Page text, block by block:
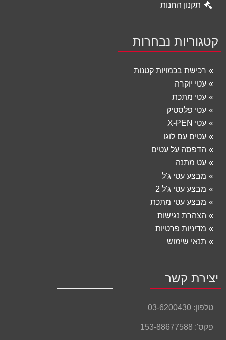
תקנון החנות
קטגוריות נבחרות
רכישת בכמויות קטנות
עטי יוקרה
עטי מתכת
עטי פלסטיק
עטי X-PEN
עטים עם לוגו
הדפסה על עטים
עט מתנה
מבצע עטי ג'ל
מבצע עטי ג'ל 2
מבצע עטי מתכת
הצהרת נגישות
מדיניות פרטיות
תנאי שימוש
יצירת קשר
טלפון: 03-6200430
פקס': 153-88677588